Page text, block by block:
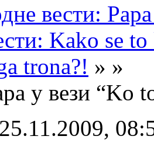
вести:
Kako se
trona?! » »
у вези “Ko
25.11.2009,